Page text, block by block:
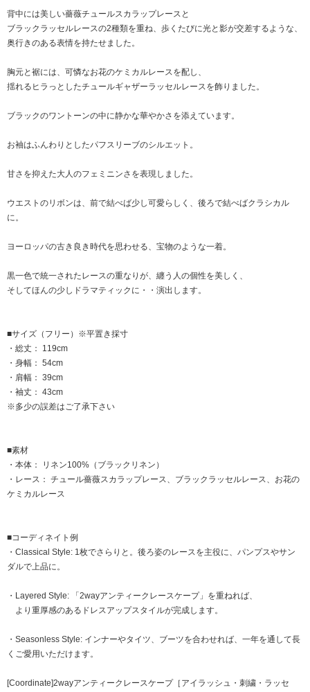
背中には美しい薔薇チュールスカラップレースと
ブラックラッセルレースの2種類を重ね、歩くたびに光と影が交差するような、
奥行きのある表情を持たせました。
胸元と裾には、可憐なお花のケミカルレースを配し、
揺れるヒラっとしたチュールギャザーラッセルレースを飾りました。
ブラックのワントーンの中に静かな華やかさを添えています。
お袖はふんわりとしたパフスリーブのシルエット。
甘さを抑えた大人のフェミニンさを表現しました。
ウエストのリボンは、前で結べば少し可愛らしく、後ろで結べばクラシカル
に。
ヨーロッパの古き良き時代を思わせる、宝物のような一着。
黒一色で統一されたレースの重なりが、纏う人の個性を美しく、
そしてほんの少しドラマティックに・・演出します。
■サイズ（フリー）※平置き採寸
・総丈： 119cm
・身幅： 54cm
・肩幅： 39cm
・袖丈： 43cm
※多少の誤差はご了承下さい
■素材
・本体： リネン100%（ブラックリネン）
・レース： チュール薔薇スカラップレース、ブラックラッセルレース、お花の
ケミカルレース
■コーディネイト例
・Classical Style: 1枚でさらりと。後ろ姿のレースを主役に、パンプスやサン
ダルで上品に。
・Layered Style: 「2wayアンティークレースケープ」を重ねれば、
より重厚感のあるドレスアップスタイルが完成します。
・Seasonless Style: インナーやタイツ、ブーツを合わせれば、一年を通して長
くご愛用いただけます。
[Coordinate]2wayアンティークレースケープ［アイラッシュ・刺繍・ラッセ